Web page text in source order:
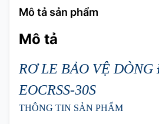
Mô tả sản phẩm
Mô tả
RƠ LE BẢO VỆ
EOCRSS-30S
THÔNG TIN SẢN PHẨM